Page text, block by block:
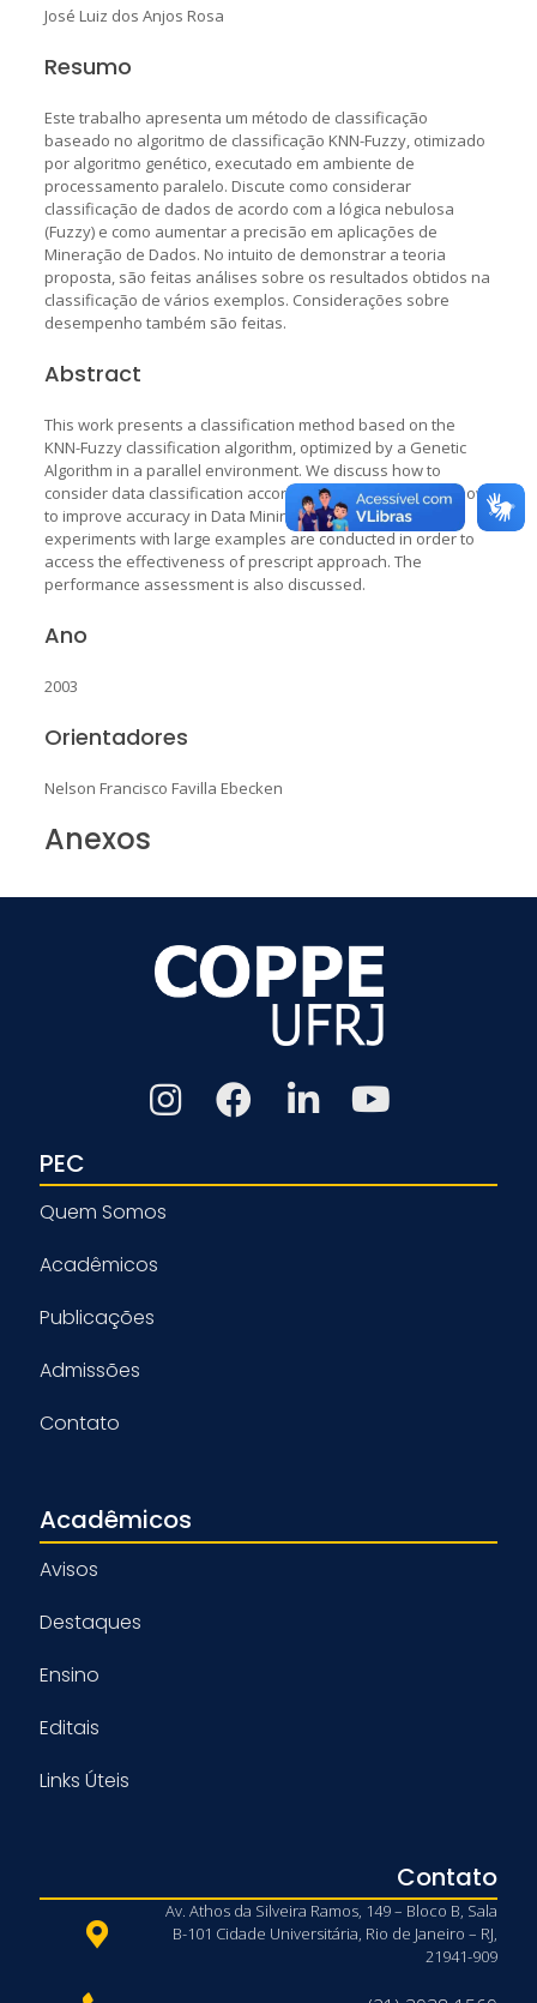
José Luiz dos Anjos Rosa
Resumo
Este trabalho apresenta um método de classificação
baseado no algoritmo de classificação KNN-Fuzzy, otimizado
por algoritmo genético, executado em ambiente de
processamento paralelo. Discute como considerar
classificação de dados de acordo com a lógica nebulosa
(Fuzzy) e como aumentar a precisão em aplicações de
Mineração de Dados. No intuito de demonstrar a teoria
proposta, são feitas análises sobre os resultados obtidos na
classificação de vários exemplos. Considerações sobre
desempenho também são feitas.
Abstract
This work presents a classification method based on the
KNN-Fuzzy classification algorithm, optimized by a Genetic
Algorithm in a parallel environment. We discuss how to
consider data classification according to Fuzzy Logic and how
to improve accuracy in Data Mining applications. Several
experiments with large examples are conducted in order to
access the effectiveness of prescript approach. The
performance assessment is also discussed.
Ano
2003
Orientadores
Nelson Francisco Favilla Ebecken
Anexos
PEC
Quem Somos
Acadêmicos
Publicações
Admissões
Contato
Acadêmicos
Avisos
Destaques
Ensino
Editais
Links Úteis
Contato
Av. Athos da Silveira Ramos, 149 – Bloco B, Sala
B-101 Cidade Universitária, Rio de Janeiro – RJ,
21941-909